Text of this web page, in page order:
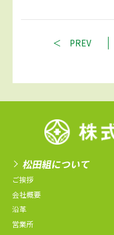
PREV
松田組について
ご挨拶
会社概要
沿革
営業所